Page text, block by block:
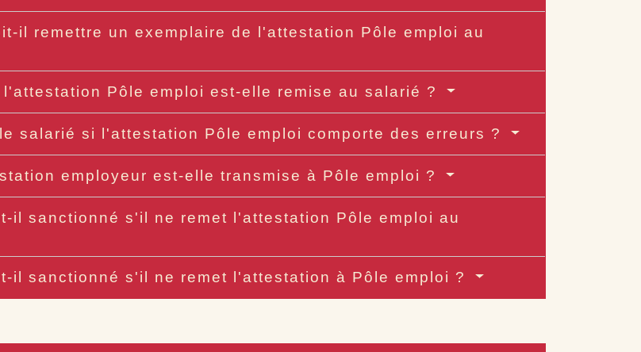
il remettre un exemplaire de l'attestation Pôle emploi au
l'attestation Pôle emploi est-elle remise au salarié ?
salarié si l'attestation Pôle emploi comporte des erreurs ?
employeur est-elle transmise à Pôle emploi ?
il sanctionné s'il ne remet l'attestation Pôle emploi au
il sanctionné s'il ne remet l'attestation à Pôle emploi ?